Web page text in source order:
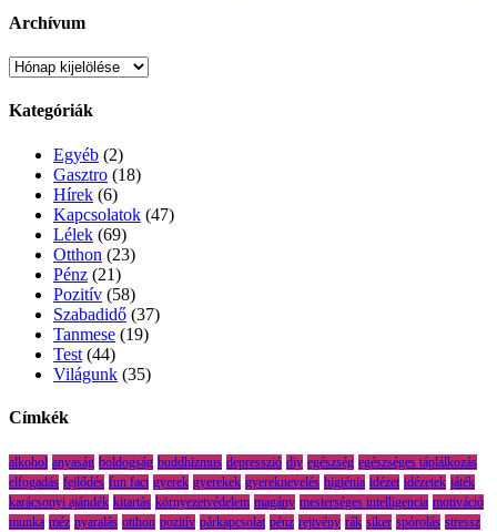
Archívum
Archívum
Kategóriák
Egyéb (2)
Gasztro (18)
Hírek (6)
Kapcsolatok (47)
Lélek (69)
Otthon (23)
Pénz (21)
Pozitív (58)
Szabadidő (37)
Tanmese (19)
Test (44)
Világunk (35)
Címkék
alkohol anyaság boldogság buddhizmus depresszió diy egészség egészséges táplálkozás
elfogadás fejlődés fun fact gyerek gyerekek gyereknevelés higiénia idézet idézetek játék
karácsonyi ajándék kitartás környezetvédelem magány mesterséges intelligencia motiváció
munka méz nyaralás otthon pozitív párkapcsolat pénz rejtvény rák siker spórolás stressz